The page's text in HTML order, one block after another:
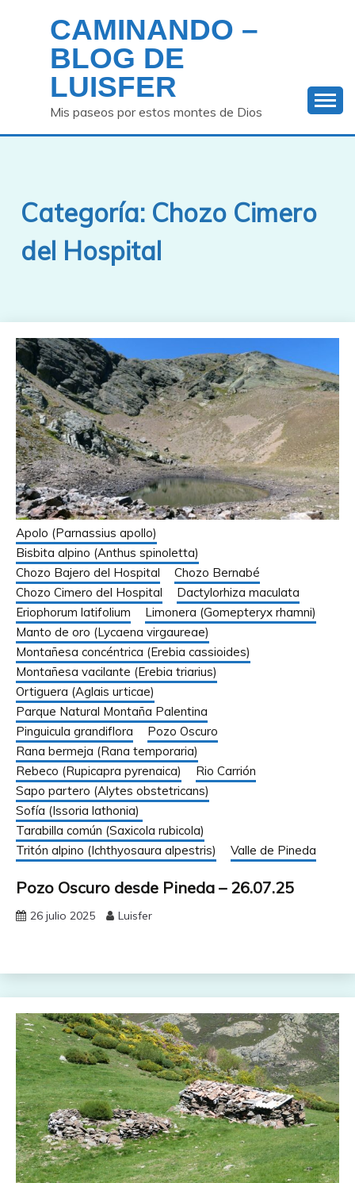
contenido
CAMINANDO –
BLOG DE
LUISFER
Mis paseos por estos montes de Dios
Categoría: Chozo Cimero
del Hospital
Apolo (Parnassius apollo)
Bisbita alpino (Anthus spinoletta)
Chozo Bajero del Hospital
Chozo Bernabé
Chozo Cimero del Hospital
Dactylorhiza maculata
Eriophorum latifolium
Limonera (Gomepteryx rhamni)
Manto de oro (Lycaena virgaureae)
Montañesa concéntrica (Erebia cassioides)
Montañesa vacilante (Erebia triarius)
Ortiguera (Aglais urticae)
Parque Natural Montaña Palentina
Pinguicula grandiflora
Pozo Oscuro
Rana bermeja (Rana temporaria)
Rebeco (Rupicapra pyrenaica)
Rio Carrión
Sapo partero (Alytes obstetricans)
Sofía (Issoria lathonia)
Tarabilla común (Saxicola rubicola)
Tritón alpino (Ichthyosaura alpestris)
Valle de Pineda
Pozo Oscuro desde Pineda – 26.07.25
26 julio 2025 Luisfer